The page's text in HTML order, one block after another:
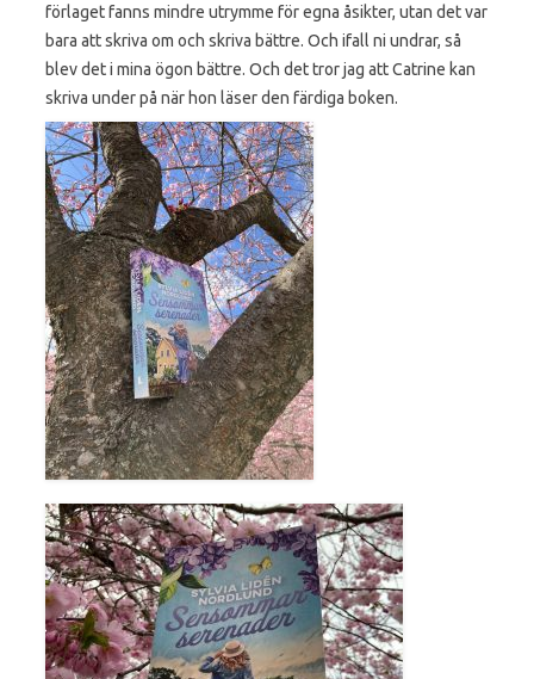
förlaget fanns mindre utrymme för egna åsikter, utan det var
bara att skriva om och skriva bättre. Och ifall ni undrar, så
blev det i mina ögon bättre. Och det tror jag att Catrine kan
skriva under på när hon läser den färdiga boken.